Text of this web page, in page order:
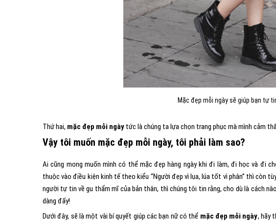
Mặc đẹp mỗi ngày sẽ giúp bạn tự
Thứ hai, mặc đẹp mỗi ngày tức là chúng ta lựa chọn trang phục mà mình cảm
Vậy tôi muốn mặc đẹp mỗi ngày, tôi phải làm sao?
Ai cũng mong muốn mình có thể mặc đẹp hàng ngày khi đi làm, đi học và đi
thuộc vào điều kiện kinh tế theo kiểu “Người đẹp vì lụa, lúa tốt vì phân” thì còn
người tự tin về gu thẩm mĩ của bản thân, thì chúng tôi tin rằng, cho dù là cách
dàng đấy!
Dưới đây, sẽ là một vài bí quyết giúp các bạn nữ có thể mặc đẹp mỗi ngày, hãy